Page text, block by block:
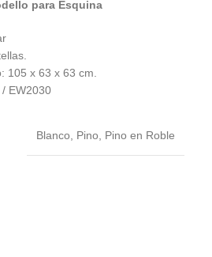
para Esquina
105 x 63 x 63 cm.
EW2030
Blanco Pino Pino en Roble